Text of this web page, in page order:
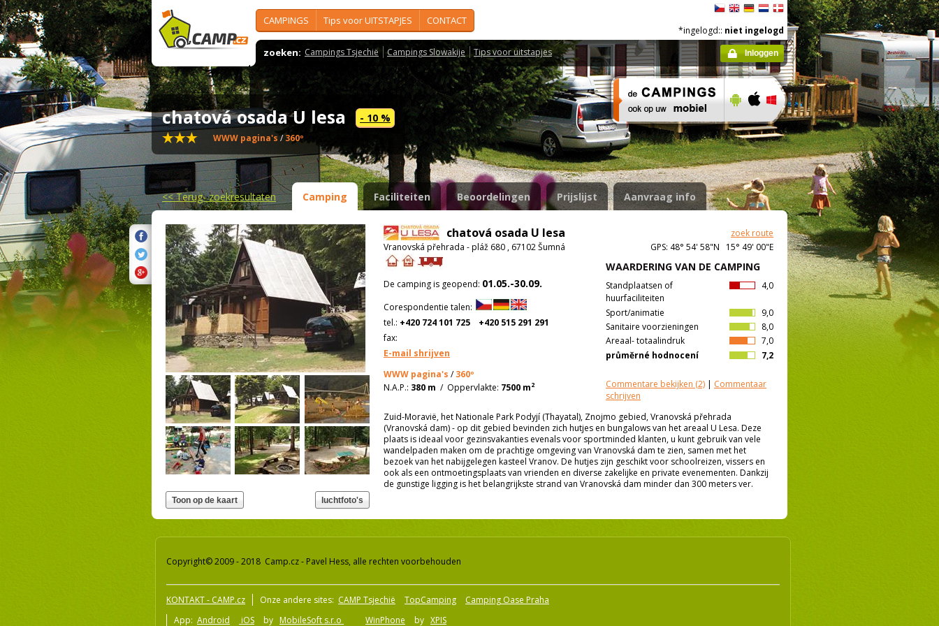
CAMPINGS Tips voor UITSTAPJES CONTACT
zoeken: Campings Tsjechië Campings Slowakije Tips voor uitstapjes
*ingelogd:: niet ingelogd
Inloggen
chatová osada U lesa - 10 %
WWW pagina's /360º
<<Terug- zoekresultaten Camping Faciliteiten Beoordelingen Prijslijst Aanvraag info
chatová osada U lesa
zoek route
Vranovská přehrada - pláž 680 , 67102 Šumná
GPS: 48° 54' 58"N 15° 49' 00"E
WAARDERING VAN DE CAMPING
4,0
Standplaatsen of
huurfaciliteiten
9,0
Sport/animatie
8,0
Sanitaire voorzieningen
7,0
Areaal- totaalindruk
7,2
průměrné hodnocení
Commentare bekijken (2) | Commentaar
schrijven
De camping is geopend: 01.05.-30.09.
Corespondentie talen:
tel.: +420 724 101 725
+420 515 291 291
fax:
E-mail shrijven
WWW pagina's /360º
N.A.P.: 380 m / Oppervlakte: 7500 m2
Zuid-Moravië, het Nationale Park Podyjí (Thayatal), Znojmo gebied, Vranovská přehrada
(Vranovská dam) - op dit gebied bevinden zich hutjes en bungalows van het areaal U Lesa. Deze
plaats is ideaal voor gezinsvakanties evenals voor sportminded klanten, u kunt gebruik van vele
wandelpaden maken om de prachtige omgeving van Vranovská dam te zien, samen met het
bezoek van het nabijgelegen kasteel Vranov. De hutjes zijn geschikt voor schoolreizen, vissers en
ook als een ontmoetingsplaats van vrienden en diverse zakelijke en private evenementen. Dankzij
de gunstige ligging is het belangrijkste strand van Vranovská dam minder dan 300 meters ver.
Copyright© 2009 - 2018 Camp.cz - Pavel Hess, alle rechten voorbehouden
KONTAKT - CAMP.cz Onze andere sites: CAMP Tsjechië TopCamping
Camping Oase Praha
App: Android iOS by MobileSoft s.r.o WinPhone by XPIS